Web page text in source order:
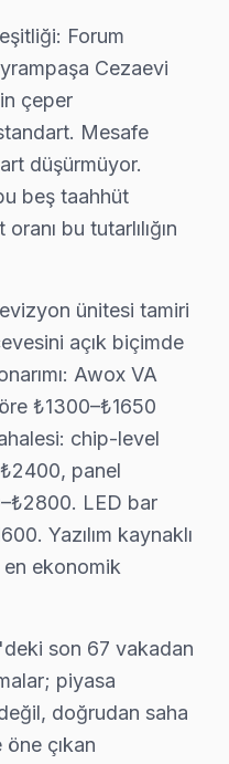
model ve serilerinde
Panel, Teşhis ve
onarım ve
Servis Rehberi
Rehberi
Wi-Fi bağlantı
sistemi ilkeleri
arıza semptomlarını
ESR ölçer ile elektronik
panel mi, anakart mı, güç
onay olmadan işlem
Awox parça ile onarım
test edilir; garanti
kullanıcı hatası; güç
verileri (uygulama
Forum
Cezaevi
çeper
Mesafe
düşürmüyor.
beş taahhüt
bu tutarlılığın
ünitesi tamiri
açık biçimde
Awox VA
₺1300–₺1650
chip-level
panel
LED bar
Yazılım kaynaklı
ekonomik
son 67 vakadan
piyasa
doğrudan saha
çıkan